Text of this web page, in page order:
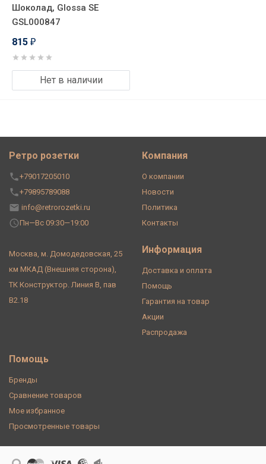
Шоколад, Glossa SE
GSL000847
815 ₽
Нет в наличии
Ретро розетки
+79017205010
+79895789088
info@retrorozetki.ru
Пн—Вс 09:30—19:00
Москва, м. Домодедовская, 25
км МКАД (Внешняя сторона),
ТК Конструктор. Линия В, пав
В2.18
Компания
О компании
Новости
Политика
Контакты
Информация
Доставка и оплата
Помощь
Гарантия на товар
Акции
Распродажа
Помощь
Бренды
Сравнение товаров
Мое избранное
Просмотренные товары